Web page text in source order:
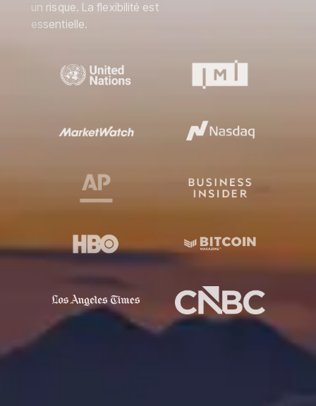
un risque. La flexibilité est
essentielle.